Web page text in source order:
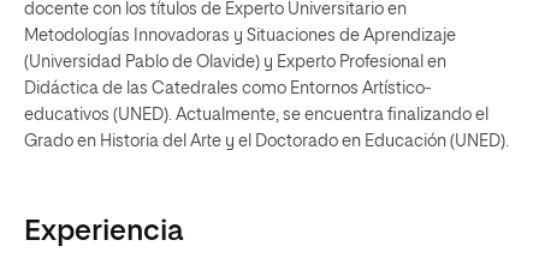
docente con los títulos de Experto Universitario en
Metodologías Innovadoras y Situaciones de Aprendizaje
(Universidad Pablo de Olavide) y Experto Profesional en
Didáctica de las Catedrales como Entornos Artístico-
educativos (UNED). Actualmente, se encuentra finalizando el
Grado en Historia del Arte y el Doctorado en Educación (UNED).
Experiencia